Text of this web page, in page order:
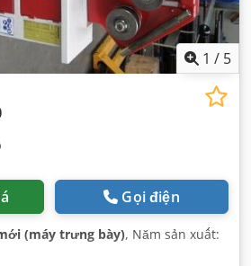
1 / 5
Gọi điện
(máy trưng bày), Năm sản xuất: